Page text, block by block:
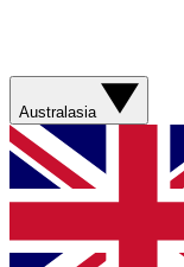
Australasia